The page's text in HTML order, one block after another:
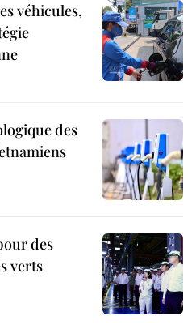
véhicules,
des
des
verts